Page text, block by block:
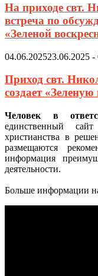
На приходе свт.
встреча по
«Зеленой
04.06.202523.06.2025 -
Приход свт.
создает
Человек в
единственный
христианства в
размещаются
информация
деятельности.
Больше информации